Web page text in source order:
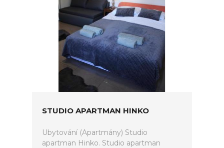
STUDIO APARTMAN HINKO
Ubytování (Apartmány) Studio
apartman Hinko. Studio apartman